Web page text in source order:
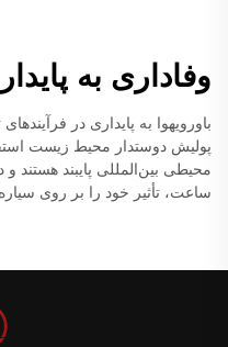
وفاداری به
باورویهوا به پایداری در
پولیش دوستدار محیط زیست
محیطی بین‌المللی پایبند هستند و
ساعت، تأثیر خود را بر روی